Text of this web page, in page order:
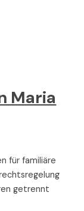
Maria
für familiäre
getrennt